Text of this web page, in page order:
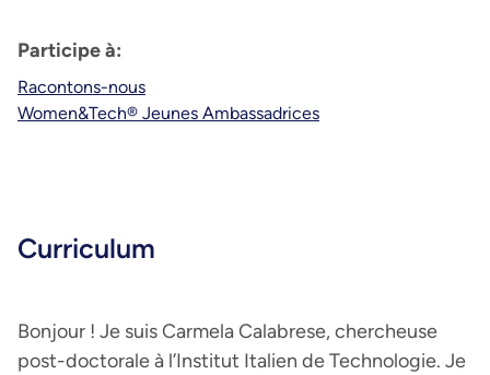
Participe à:
Racontons-nous
Women&Tech® Jeunes Ambassadrices
Curriculum
Bonjour ! Je suis Carmela Calabrese, chercheuse
post-doctorale à l’Institut Italien de Technologie. Je